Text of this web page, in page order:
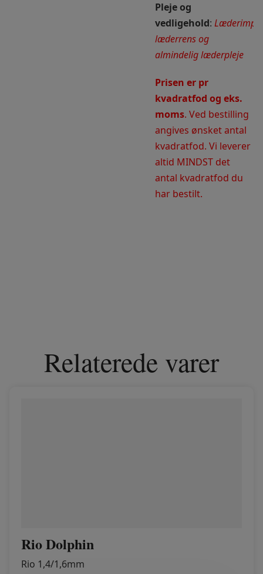
Pleje og
vedligehold:
læderrens og
almindelig læderpleje
Prisen er pr
kvadratfod og eks.
moms. Ved bestilling
angives ønsket antal
kvadratfod. Vi leverer
altid MINDST det
antal kvadratfod du
har bestilt.
Relaterede varer
Rio Dolphin
Rio 1,4/1,6mm